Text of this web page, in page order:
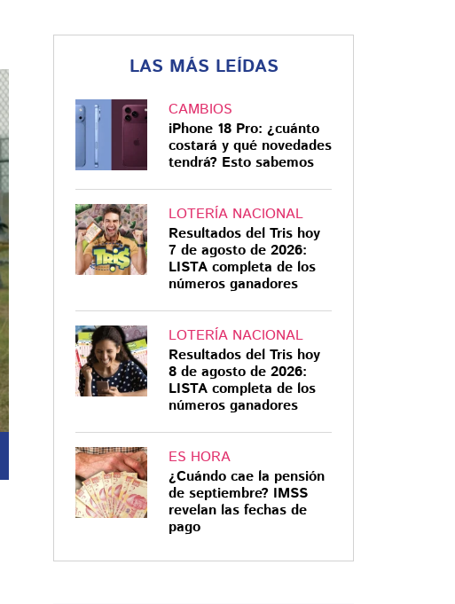
LAS MÁS LEÍDAS
CAMBIOS
iPhone 18 Pro: ¿cuánto
costará y qué novedades
tendrá? Esto sabemos
LOTERÍA NACIONAL
Resultados del Tris hoy
7 de agosto de 2026:
LISTA completa de los
números ganadores
LOTERÍA NACIONAL
Resultados del Tris hoy
8 de agosto de 2026:
LISTA completa de los
números ganadores
ES HORA
¿Cuándo cae la pensión
de septiembre? IMSS
revelan las fechas de
pago